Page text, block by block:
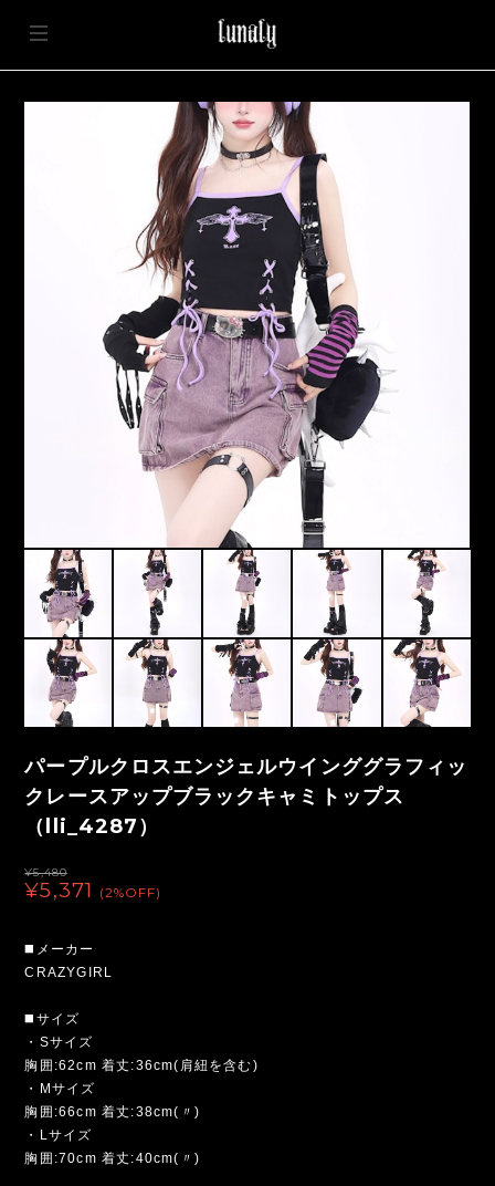
パープルクロスエンジェルウインググラフィッ
クレースアップブラックキャミトップス
（lli_4287）
¥5,480
¥5,371 (2%OFF)
◼️メーカー
CRAZYGIRL
◼️サイズ
・Sサイズ
胸囲:62cm 着丈:36cm(肩紐を含む)
・Mサイズ
胸囲:66cm 着丈:38cm(〃)
・Lサイズ
胸囲:70cm 着丈:40cm(〃)